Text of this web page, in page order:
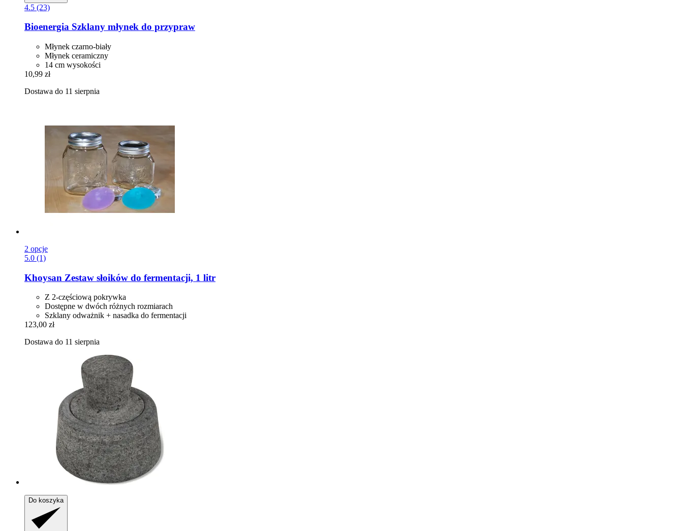
4.5 (23)
Bioenergia Szklany młynek do przypraw
Młynek czarno-biały
Młynek ceramiczny
14 cm wysokości
10,99 zł
Dostawa do 11 sierpnia
2 opcje
5.0 (1)
Khoysan Zestaw słoików do fermentacji, 1 litr
Z 2-częściową pokrywka
Dostępne w dwóch różnych rozmiarach
Szklany odważnik + nasadka do fermentacji
123,00 zł
Dostawa do 11 sierpnia
Do koszyka